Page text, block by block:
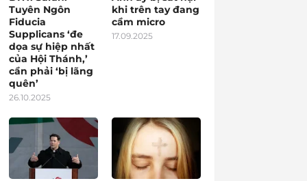
Tuyên Ngôn
Fiducia
Supplicans ‘đe
dọa sự hiệp nhất
của Hội Thánh,’
cần phải ‘bị lãng
quên’
26.10.2025
khi trên tay đang
cầm micro
17.09.2025